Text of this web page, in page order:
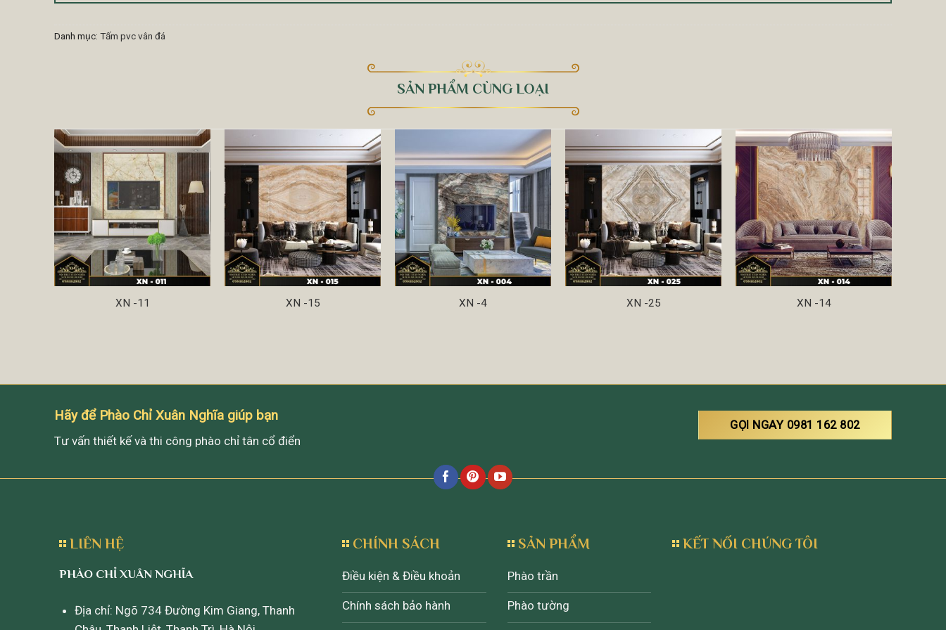
Danh mục: Tấm pvc vân đá
SẢN PHẨM CÙNG LOẠI
XN -11 XN -15 XN -4 XN -25 XN -14
Hãy để Phào Chỉ Xuân Nghĩa giúp bạn
Tư vấn thiết kế và thi công phào chỉ tân cổ điển
GỌI NGAY 0981 162 802
LIÊN HỆ
PHÀO CHỈ XUÂN NGHĨA
Địa chỉ: Ngõ 734 Đường Kim Giang, Thanh
CHÍNH SÁCH
Điều kiện & Điều khoản
Chính sách bảo hành
SẢN PHẨM
Phào trần
Phào tường
KẾT NỐI CHÚNG TÔI